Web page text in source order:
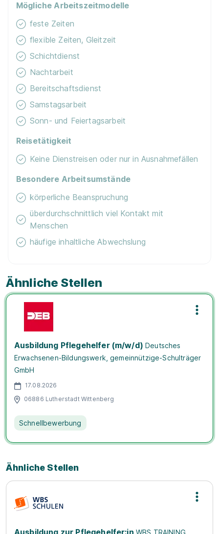
Ähnliche Stellen
Ausbildung Pflegehelfer (m/w/d) Deutsches
Erwachsenen-Bildungswerk, gemeinnützige-Schulträger
GmbH
17.08.2026
06886 Lutherstadt Wittenberg
Schnellbewerbung
Ähnliche Stellen
Ausbildung zur Pflegehelfer:in WBS TRAINING
Mögliche Arbeitszeitmodelle
feste Zeiten
flexible Zeiten, Gleitzeit
Schichtdienst
Nachtarbeit
Bereitschaftsdienst
Samstagsarbeit
Sonn- und Feiertagsarbeit
Reisetätigkeit
Keine Dienstreisen oder nur in Ausnahmefällen
Besondere Arbeitsumstände
körperliche Beanspruchung
überdurchschnittlich viel Kontakt mit
Menschen
häufige inhaltliche Abwechslung